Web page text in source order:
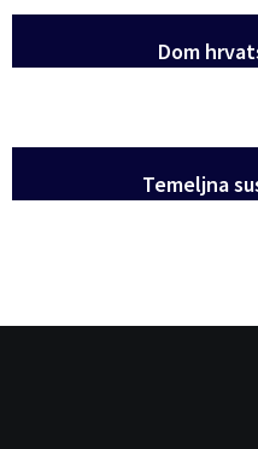
Dom
Temeljna